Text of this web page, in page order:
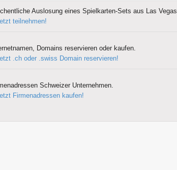
Auslosung eines Spielkarten-Sets aus Las Vegas.
teilnehmen!
Domains reservieren oder kaufen.
.ch oder .swiss Domain reservieren!
Schweizer Unternehmen.
Firmenadressen kaufen!